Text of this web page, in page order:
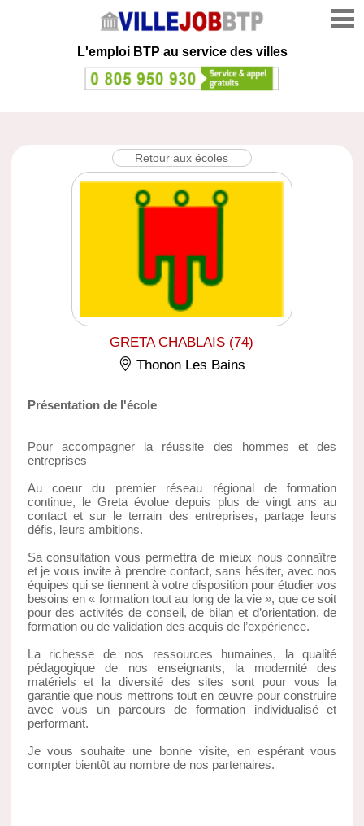
L'emploi BTP au service des villes
Retour aux écoles
GRETA CHABLAIS (74)
Thonon Les Bains
Présentation de l'école
Pour accompagner la réussite des hommes et des
entreprises
Au coeur du premier réseau régional de formation
continue, le Greta évolue depuis plus de vingt ans au
contact et sur le terrain des entreprises, partage leurs
défis, leurs ambitions.
Sa consultation vous permettra de mieux nous connaître
et je vous invite à prendre contact, sans hésiter, avec nos
équipes qui se tiennent à votre disposition pour étudier vos
besoins en « formation tout au long de la vie », que ce soit
pour des activités de conseil, de bilan et d’orientation, de
formation ou de validation des acquis de l’expérience.
La richesse de nos ressources humaines, la qualité
pédagogique de nos enseignants, la modernité des
matériels et la diversité des sites sont pour vous la
garantie que nous mettrons tout en œuvre pour construire
avec vous un parcours de formation individualisé et
performant.
Je vous souhaite une bonne visite, en espérant vous
compter bientôt au nombre de nos partenaires.